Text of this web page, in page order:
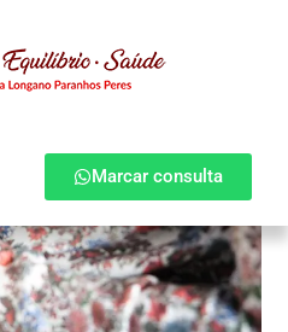
Marcar consulta